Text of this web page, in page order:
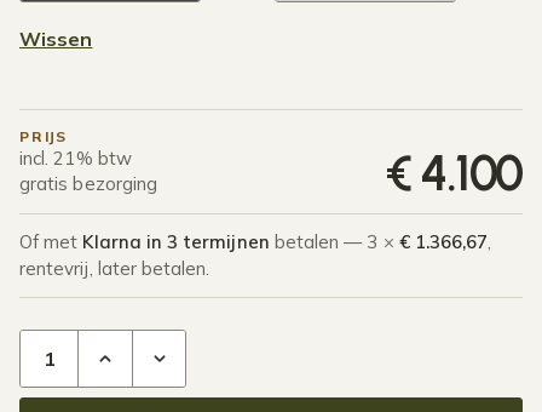
Wissen
PRIJS
incl. 21% btw
gratis bezorging
€4.100
Of met Klarna in 3 termijnen betalen — 3 × € 1.366,67,
rentevrij, later betalen.